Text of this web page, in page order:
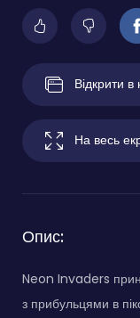
Відкрити в
На весь
Опис:
Neon Invaders
з прибульцями в